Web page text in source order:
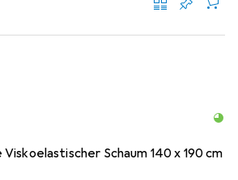
Schaum 140 x 190 cm